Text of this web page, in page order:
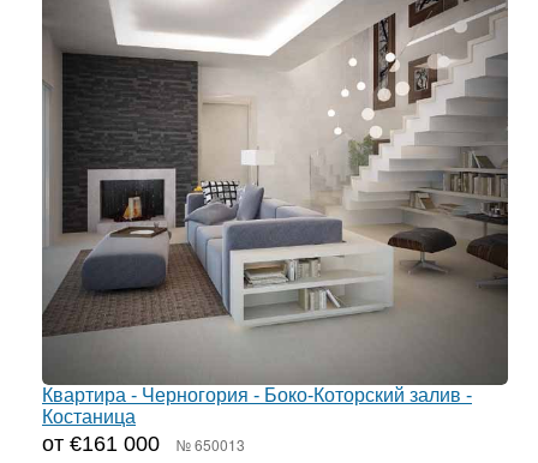
Квартира - Черногория - Боко-Которский залив -
Костаница
от €161 000 № 650013